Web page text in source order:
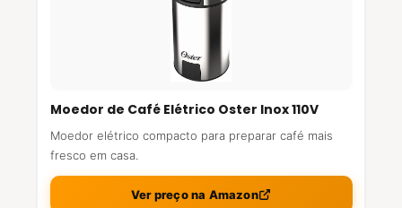
Moedor de Café Elétrico Oster Inox 110V
Moedor elétrico compacto para preparar café mais
fresco em casa.
Ver preço na Amazon